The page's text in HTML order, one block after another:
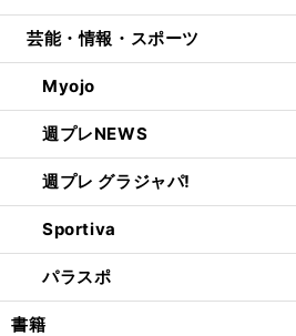
芸能・情報・スポーツ
Myojo
週プレNEWS
週プレ グラジャパ!
Sportiva
パラスポ
書籍